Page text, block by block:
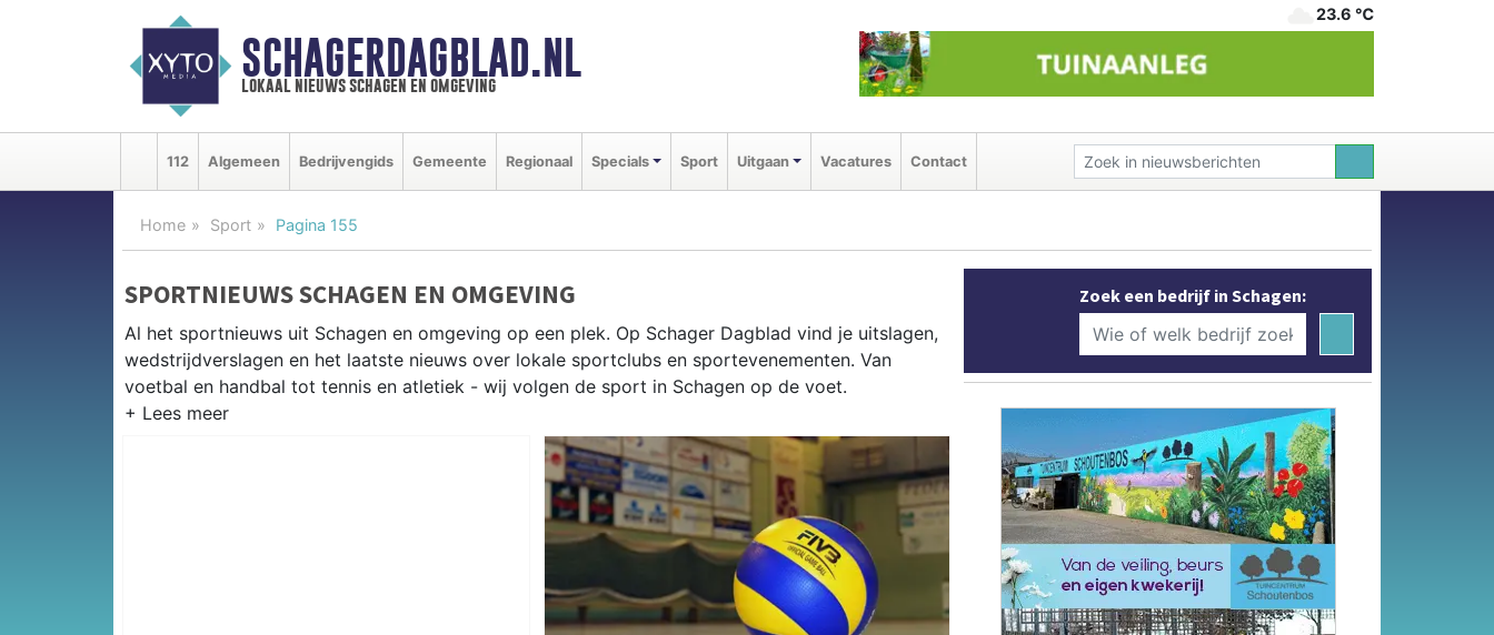
SCHAGERDAGBLAD.NL
lokaal nieuws schagen en omgeving
23.6 ℃
112 Algemeen Bedrijvengids Gemeente Regionaal Specials Sport Uitgaan Vacatures Contact
Home Sport Pagina 155
SPORTNIEUWS SCHAGEN EN OMGEVING
Al het sportnieuws uit Schagen en omgeving op een plek. Op Schager Dagblad vind je uitslagen,
wedstrijdverslagen en het laatste nieuws over lokale sportclubs en sportevenementen. Van
voetbal en handbal tot tennis en atletiek - wij volgen de sport in Schagen op de voet.
Van SV Schagen en VV Harenkarspel tot wielrennen door de polderwegen en paardrijden in het
Noord-Hollandse platteland — sport in Schagen past bij het agrarische karakter. Blijf op de
hoogte van alle sportieve uitslagen en prestaties in Schagen.
Zoek een bedrijf in Schagen: